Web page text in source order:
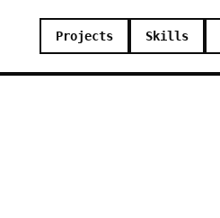
Projects Skills